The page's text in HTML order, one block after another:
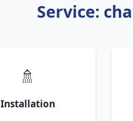
Service:
🚿
Installation